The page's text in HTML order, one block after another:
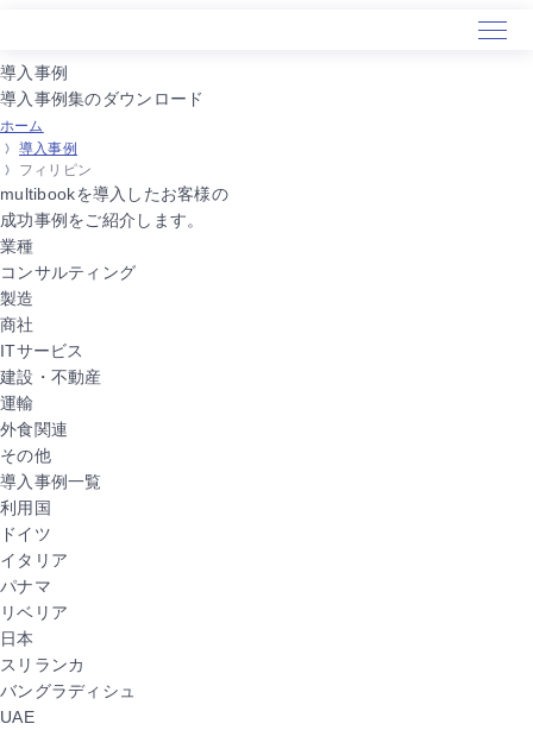
ホーム
サービス
導入事例
セミナー
会社概要
導入事例
導入事例集のダウンロード
ホーム
導入事例
フィリピン
multibookを導入したお客様の
成功事例をご紹介します。
業種
コンサルティング
製造
商社
ITサービス
建設・不動産
運輸
外食関連
その他
導入事例一覧
利用国
ドイツ
イタリア
パナマ
リベリア
日本
スリランカ
バングラディシュ
UAE